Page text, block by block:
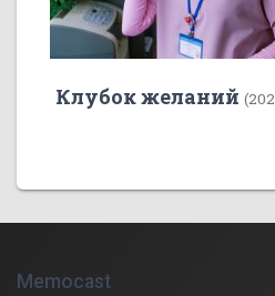
Клубок желаний
Memocast